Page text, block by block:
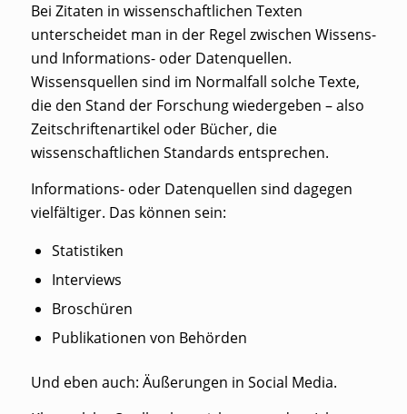
Bei Zitaten in wissenschaftlichen Texten
unterscheidet man in der Regel zwischen Wissens-
und Informations- oder Datenquellen.
Wissensquellen sind im Normalfall solche Texte,
die den Stand der Forschung wiedergeben – also
Zeitschriftenartikel oder Bücher, die
wissenschaftlichen Standards entsprechen.
Informations- oder Datenquellen sind dagegen
vielfältiger. Das können sein:
Statistiken
Interviews
Broschüren
Publikationen von Behörden
Und eben auch: Äußerungen in Social Media.